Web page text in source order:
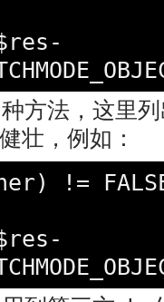
方法，这里
壮，例如：
!=